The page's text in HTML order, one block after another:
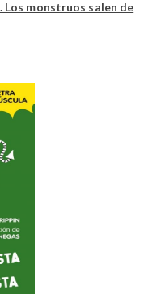
Los monstruos salen de